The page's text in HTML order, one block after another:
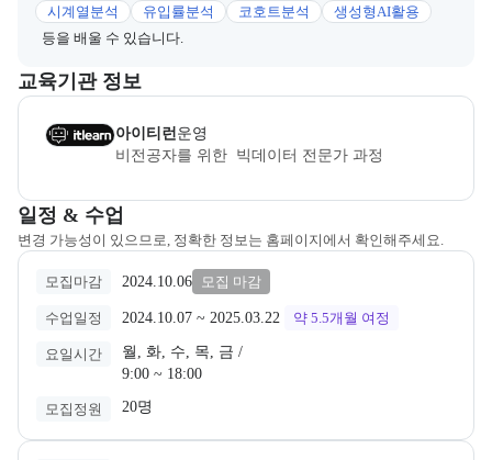
시계열분석
유입률분석 코호트분석
생성형AI활용
등을 배울 수 있습니다.
이 섹션에서는 부트캠프를 운영하거나 주관하는 회사의 정보를 카드
교육기관 정보
비트스텝은(는) 본 부트캠프의
아이티런운영
비전공자를 위한  빅데이터 전문가 과정
일정 & 수업
변경 가능성이 있으므로, 정확한 정보는 홈페이지에서 확인해주세요.
교육과정 일정과 모집 상태에 따른 안내를 제공한다.
모집마감 2024.10.06 모집 마감
수업일정 2024.10.07 ~ 2025.03.22 약 5.5개월 여정
요일시간
월, 화, 수, 목, 금 /
9:00 ~ 18:00
모집정원 20명